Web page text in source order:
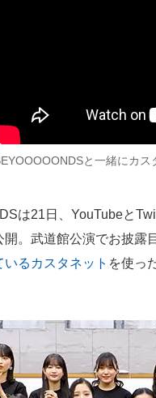
と一緒にカ
は21日、YouTubeと
開。武道館公演でお披露
るカスタネット を使っ